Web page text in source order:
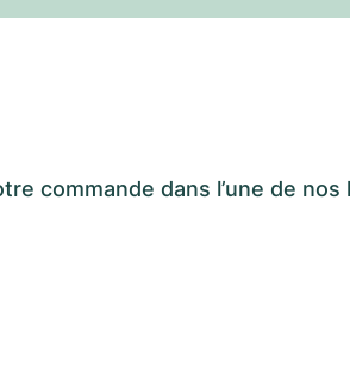
commande dans l’une de nos